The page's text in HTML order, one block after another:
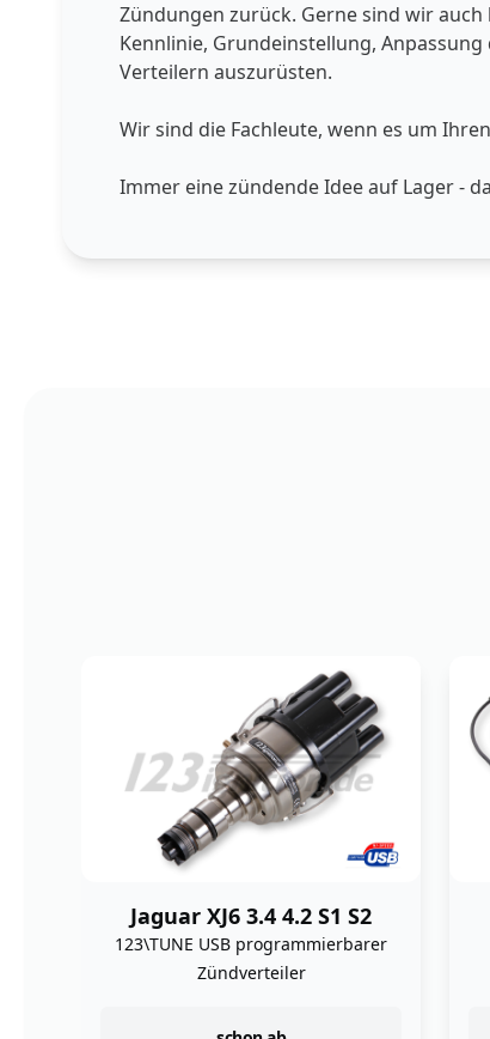
Zündungen zurück. Gerne sind wir
Kennlinie, Grundeinstellung,
Verteilern auszurüsten.
Wir sind die Fachleute, wenn es um
Immer eine zündende Idee auf Lager -
Mercedes W111 W112
Heckflosse
Hochleistungszündkabelsatz